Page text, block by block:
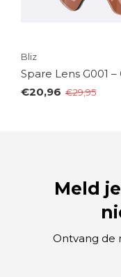
Bliz
Spare Lens G001
€20,96 €29,95
Meld
Ontvang de